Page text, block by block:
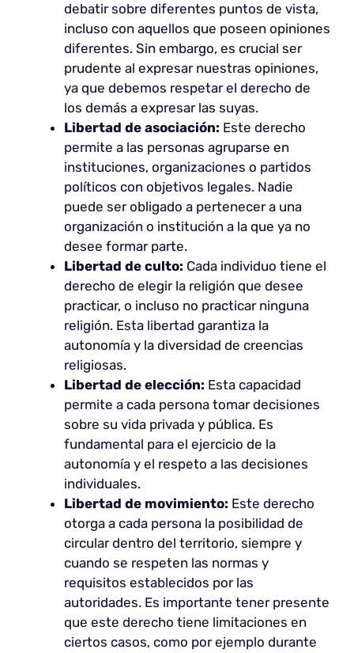
debatir sobre diferentes puntos de vista,
incluso con aquellos que poseen opiniones
diferentes. Sin embargo, es crucial ser
prudente al expresar nuestras opiniones,
ya que debemos respetar el derecho de
los demás a expresar las suyas.
Libertad de asociación: Este derecho
permite a las personas agruparse en
instituciones, organizaciones o partidos
políticos con objetivos legales. Nadie
puede ser obligado a pertenecer a una
organización o institución a la que ya no
desee formar parte.
Libertad de culto: Cada individuo tiene el
derecho de elegir la religión que desee
practicar, o incluso no practicar ninguna
religión. Esta libertad garantiza la
autonomía y la diversidad de creencias
religiosas.
Libertad de elección: Esta capacidad
permite a cada persona tomar decisiones
sobre su vida privada y pública. Es
fundamental para el ejercicio de la
autonomía y el respeto a las decisiones
individuales.
Libertad de movimiento: Este derecho
otorga a cada persona la posibilidad de
circular dentro del territorio, siempre y
cuando se respeten las normas y
requisitos establecidos por las
autoridades. Es importante tener presente
que este derecho tiene limitaciones en
ciertos casos, como por ejemplo durante